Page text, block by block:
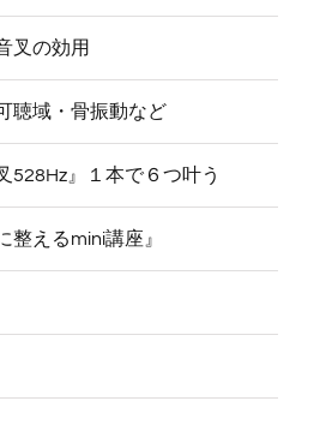
叉の効用
聴域・骨振動など
528Hz』１本で６つ叶う
整えるmini講座』